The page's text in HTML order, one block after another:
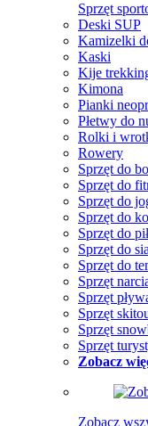
Sprzęt
Deski SUP
Kamizelki
Kaski
Kije
Kimona
Pianki
Płetwy do
Rolki i
Rowery
Sprzęt do
Sprzęt do
Sprzęt do
Sprzęt do
Sprzęt do
Sprzęt do
Sprzęt do
Sprzęt
Sprzęt
Sprzęt
Sprzęt
Sprzęt
Zobacz
Zobacz